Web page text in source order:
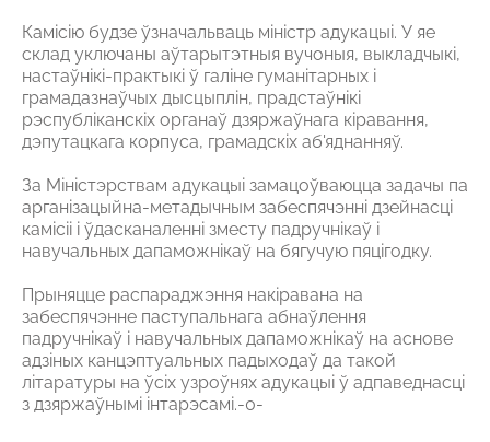
Камісію будзе ўзначальваць міністр адукацыі. У яе
склад уключаны аўтарытэтныя вучоныя, выкладчыкі,
настаўнікі-практыкі ў галіне гуманітарных і
грамадазнаўчых дысцыплін, прадстаўнікі
рэспубліканскіх органаў дзяржаўнага кіравання,
дэпутацкага корпуса, грамадскіх аб'яднанняў.
За Міністэрствам адукацыі замацоўваюцца задачы па
арганізацыйна-метадычным забеспячэнні дзейнасці
камісіі і ўдасканаленні зместу падручнікаў і
навучальных дапаможнікаў на бягучую пяцігодку.
Прыняцце распараджэння накіравана на
забеспячэнне паступальнага абнаўлення
падручнікаў і навучальных дапаможнікаў на аснове
адзіных канцэптуальных падыходаў да такой
літаратуры на ўсіх узроўнях адукацыі ў адпаведнасці
з дзяржаўнымі інтарэсамі.-0-